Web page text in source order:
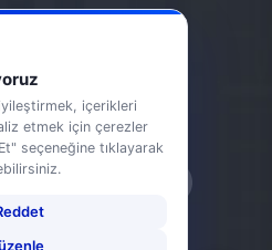
içerikleri
etmek için çerezler
seçeneğine tıklayarak